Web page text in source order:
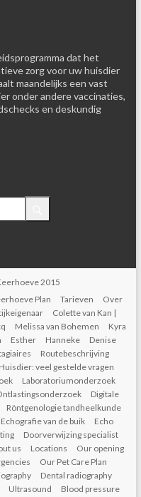
dat het
zorg voor uw huisdier
maandelijks een vast
onder andere vaccinaties,
en deskundig
2015
Plan Tarieven
Over
Colette van Kan |
Melissa van Bohemen
Kyra
Esther Hanneke
Denise
Routebeschrijving
Huisdier: veel gestelde vragen
Laboratoriumonderzoek
Digitale
Röntgenologie tandheelkunde
Echografie van de buik
Echo
Doorverwijzing specialist
us Locations
Our opening
Our Pet Care Plan
Dental radiography
Ultrasound Blood pressure